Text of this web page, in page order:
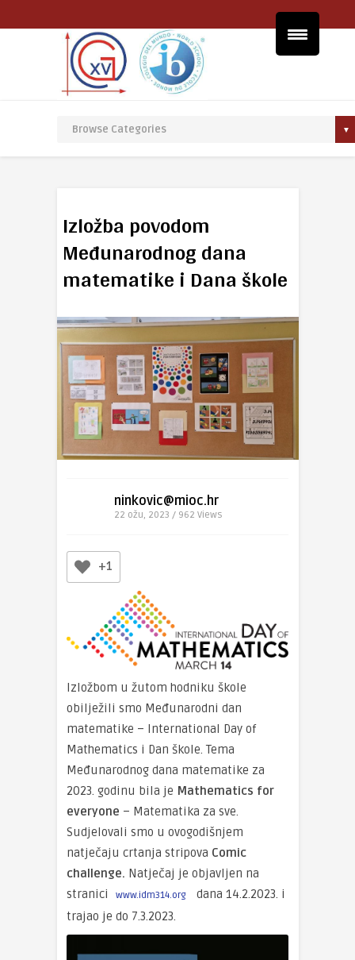
Izložba povodom
Međunarodnog dana
matematike i Dana škole
ninkovic@mioc.hr
22 ožu, 2023 / 962 Views
+1
Izložbom u žutom hodniku škole
obilježili smo Međunarodni dan
matematike – International Day of
Mathematics i Dan škole. Tema
Međunarodnog dana matematike za
2023. godinu bila je Mathematics for
everyone – Matematika za sve.
Sudjelovali smo u ovogodišnjem
natječaju crtanja stripova Comic
challenge. Natječaj je objavljen na
stranici
www.idm314.org
dana 14.2.2023. i
trajao je do 7.3.2023.